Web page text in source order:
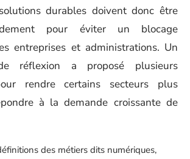
durables doivent donc être
pour éviter un blocage
entreprises et administrations. Un
réflexion a proposé plusieurs
rendre certains secteurs plus
à la demande croissante de
des métiers dits numériques,